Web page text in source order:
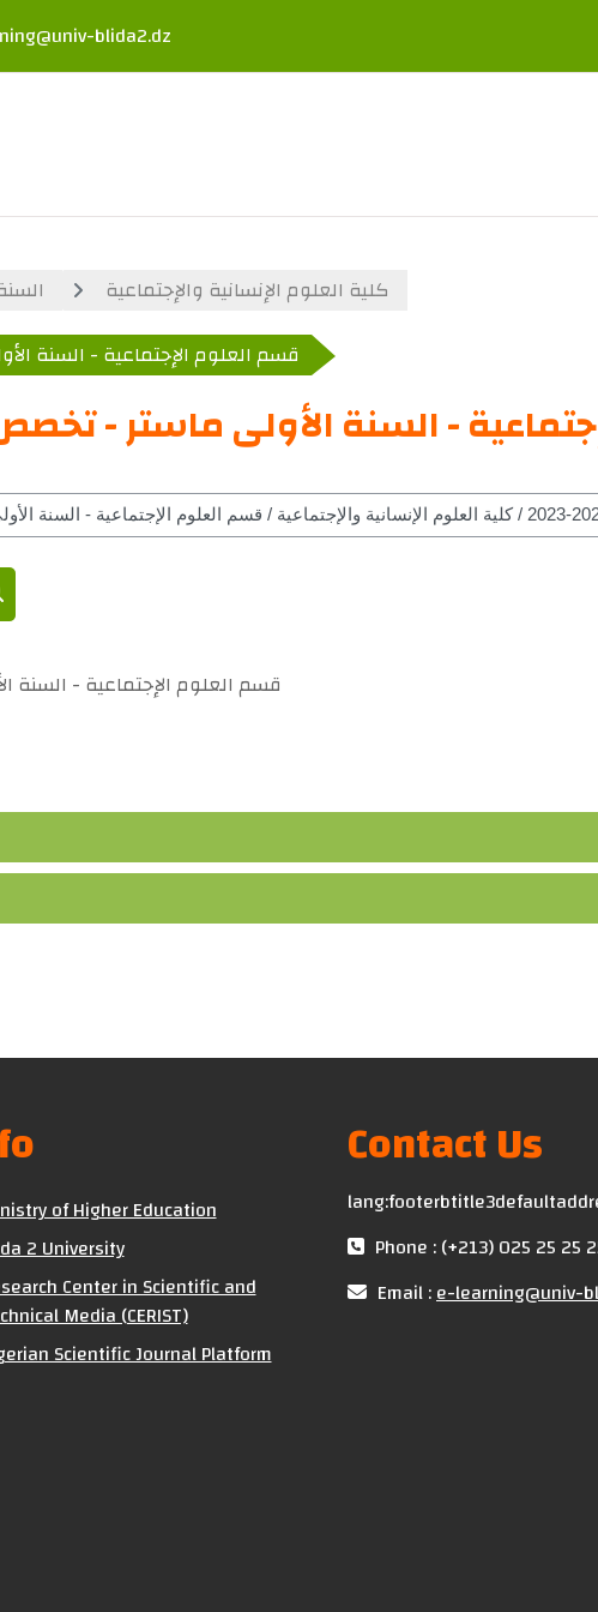
blida2.dz
السنة
كلية العلوم الإنسانية والإجتماعية
قسم العلوم الإجتماعية - السنة
- السنة الأولى ماستر -
courses
قسم العلوم الإجتماعية - السنة
of Higher Education
2 University
Center in Scientific and
Media (CERIST)
Scientific Journal Platform
Contact Us
Phone : (+213) 025 25 25
Email :e-learning@univ-